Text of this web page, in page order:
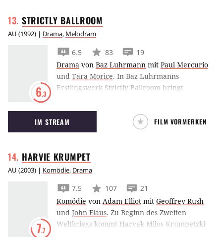
STRICTLY BALLROOM
AU (1992) | Drama, Melodram
6.3
6.5 83
19
Drama von Baz Luhrmann mit Paul Mercurio
und Tara Morice. In Baz Luhrmanns
Erstlingswerk Strictly Ballroom bringt
Morice das Tanzen bei und entfacht damit
eine Rebellion gegen alteingesessene Regeln
und Tanzschritte.
IM STREAM FILM VORMERKEN
HARVIE KRUMPET
AU (2003) | Komödie, Drama
7.7
7.5 107
21
Komödie von Adam Elliot mit Geoffrey Rush
und John Flaus. Zu Beginn des Zweiten
Weltkriegs kommt Harvek Milos Krumpetzki